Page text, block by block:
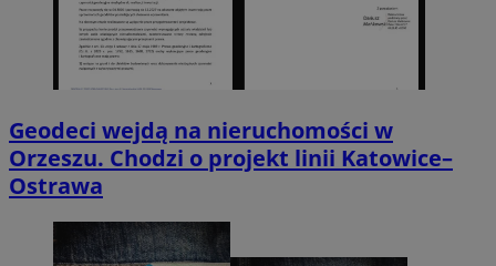
Geodeci wejdą na nieruchomości w
Orzeszu. Chodzi o projekt linii Katowice–
Ostrawa